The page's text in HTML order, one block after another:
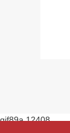
gif89a 12408